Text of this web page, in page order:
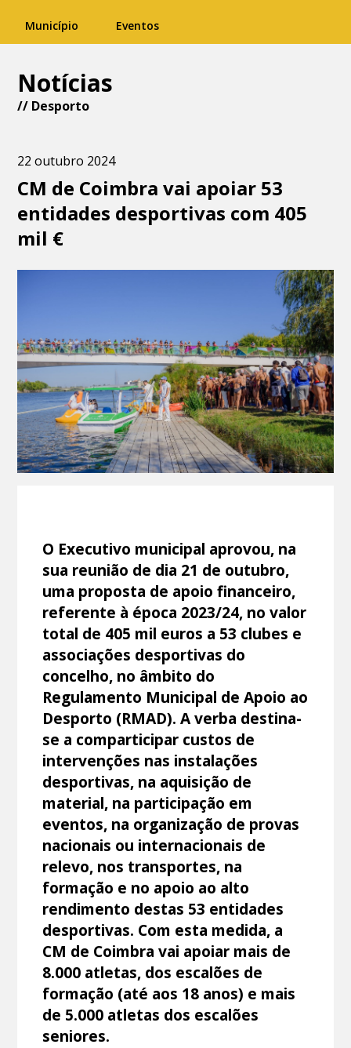
Município Eventos
Notícias
// Desporto
22 outubro 2024
CM de Coimbra vai apoiar 53
entidades desportivas com 405
mil €
O Executivo municipal aprovou, na
sua reunião de dia 21 de outubro,
uma proposta de apoio financeiro,
referente à época 2023/24, no valor
total de 405 mil euros a 53 clubes e
associações desportivas do
concelho, no âmbito do
Regulamento Municipal de Apoio ao
Desporto (RMAD). A verba destina-
se a comparticipar custos de
intervenções nas instalações
desportivas, na aquisição de
material, na participação em
eventos, na organização de provas
nacionais ou internacionais de
relevo, nos transportes, na
formação e no apoio ao alto
rendimento destas 53 entidades
desportivas. Com esta medida, a
CM de Coimbra vai apoiar mais de
8.000 atletas, dos escalões de
formação (até aos 18 anos) e mais
de 5.000 atletas dos escalões
seniores.